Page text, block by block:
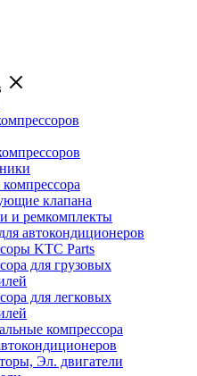
клапана
и ремкомплекты
автокондиционеров
KTC Parts
для грузовых
для легковых
компрессора
Эл. двигатели